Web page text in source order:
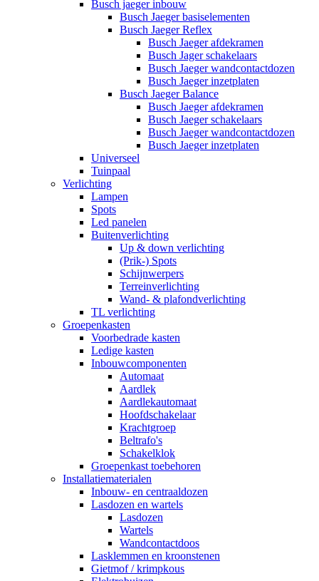
Busch jaeger inbouw
Busch Jaeger basiselementen
Busch Jaeger Reflex
Busch Jaeger afdekramen
Busch Jager schakelaars
Busch Jaeger wandcontactdozen
Busch Jaeger inzetplaten
Busch Jaeger Balance
Busch Jaeger afdekramen
Busch Jaeger schakelaars
Busch Jaeger wandcontactdozen
Busch Jaeger inzetplaten
Universeel
Tuinpaal
Verlichting
Lampen
Spots
Led panelen
Buitenverlichting
Up & down verlichting
(Prik-) Spots
Schijnwerpers
Terreinverlichting
Wand- & plafondverlichting
TL verlichting
Groepenkasten
Voorbedrade kasten
Ledige kasten
Inbouwcomponenten
Automaat
Aardlek
Aardlekautomaat
Hoofdschakelaar
Krachtgroep
Beltrafo's
Schakelklok
Groepenkast toebehoren
Installatiematerialen
Inbouw- en centraaldozen
Lasdozen en wartels
Lasdozen
Wartels
Wandcontactdoos
Lasklemmen en kroonstenen
Gietmof / krimpkous